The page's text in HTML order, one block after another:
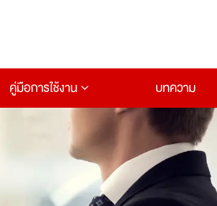
คู่มือการใช้งาน บทความ